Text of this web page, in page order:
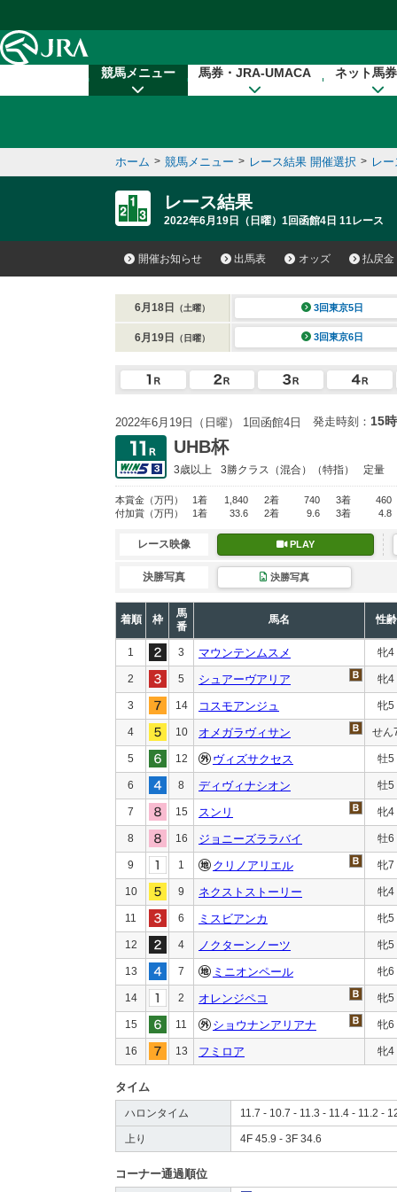
競馬メニュー 馬券・JRA-UMACA ネット馬
ホーム > 競馬メニュー > レース結果 開催選択 > レ
レース結果
2022年6月19日（日曜）1回函館4日 11レース
開催お知らせ 出馬表 オッズ 払戻金
6月18日 （土曜） 3回東京5日
6月19日 （日曜） 3回東京6日
2022年6月19日（日曜） 1回函館4日 発走時刻： 15
UHB杯
3歳以上 3勝クラス （混合）（特指） 定量
本賞金 （万円） 1着 1,840 2着 740 3着
460
付加賞 （万円） 1着 33.6 2着 9.6 3着 4.8
レース映像 PLAY
決勝写真 決勝写真
着順 枠
馬
番
馬名 性齢
1 3 マウンテンムスメ 牝4
2 5 シュアーヴアリア 牝4
3 14 コスモアンジュ 牝5
4 10 オメガラヴィサン せん
5 12 ヴィズサクセス 牡5
6 8 ディヴィナシオン 牡5
7 15 スンリ 牝4
8 16 ジョニーズララバイ 牡6
9 1 クリノアリエル 牝7
10 9 ネクストストーリー 牝4
11 6 ミスビアンカ 牝5
12 4 ノクターンノーツ 牝5
13 7 ミニオンペール 牝6
14 2 オレンジペコ 牝5
15 11 ショウナンアリアナ 牝6
16 13 フミロア 牝4
タイム
ハロンタイム 11.7 - 10.7 - 11.3 - 11.4 - 11.2 -
上り 4F 45.9 - 3F 34.6
コーナー通過順位